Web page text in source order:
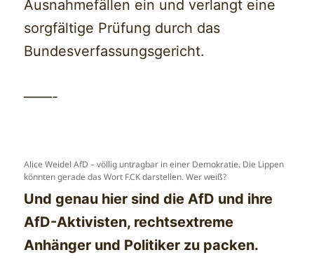
Ausnahmefällen ein und verlangt eine
sorgfältige Prüfung durch das
Bundesverfassungsgericht.
——-
Alice Weidel AfD – völlig untragbar in einer Demokratie. Die Lippen
könnten gerade das Wort F.CK darstellen. Wer weiß?
Und genau hier sind die AfD und ihre
AfD-Aktivisten, rechtsextreme
Anhänger und Politiker zu packen.